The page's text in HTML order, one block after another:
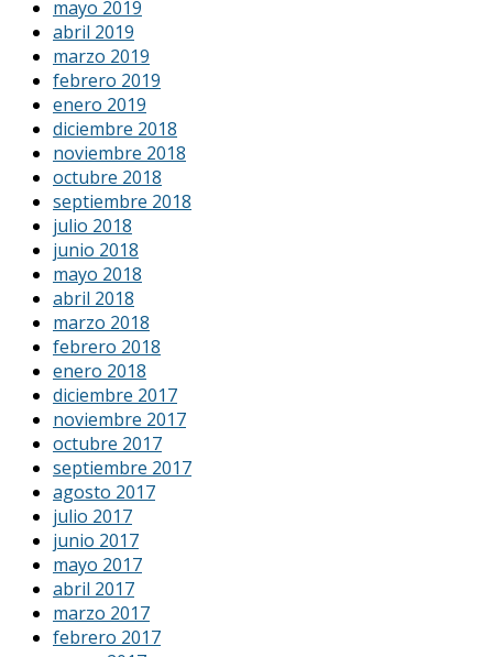
mayo 2019
abril 2019
marzo 2019
febrero 2019
enero 2019
diciembre 2018
noviembre 2018
octubre 2018
septiembre 2018
julio 2018
junio 2018
mayo 2018
abril 2018
marzo 2018
febrero 2018
enero 2018
diciembre 2017
noviembre 2017
octubre 2017
septiembre 2017
agosto 2017
julio 2017
junio 2017
mayo 2017
abril 2017
marzo 2017
febrero 2017